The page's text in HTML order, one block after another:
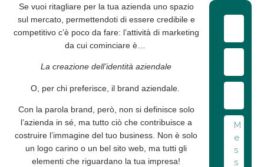
Se vuoi ritagliare per la tua azienda uno spazio
sul mercato, permettendoti di essere credibile e
competitivo c’è poco da fare: l’attività di marketing
da cui cominciare è…
La creazione dell’identità aziendale
O, per chi preferisce, il brand aziendale.
Con la parola brand , però, non si definisce solo
l’azienda in sé, ma tutto ciò che contribuisce a
costruire l’immagine del tuo business. Non è solo
un logo carino o un bel sito web, ma tutti gli
elementi che riguardano la tua impresa!